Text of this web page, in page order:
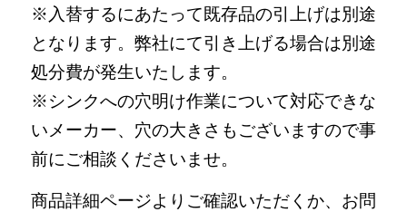
※入替するにあたって既存品の引上げは別途
となります。弊社にて引き上げる場合は別途
処分費が発生いたします。
※シンクへの穴明け作業について対応できな
いメーカー、穴の大きさもございますので事
前にご相談くださいませ。
商品詳細ページよりご確認いただくか、お問